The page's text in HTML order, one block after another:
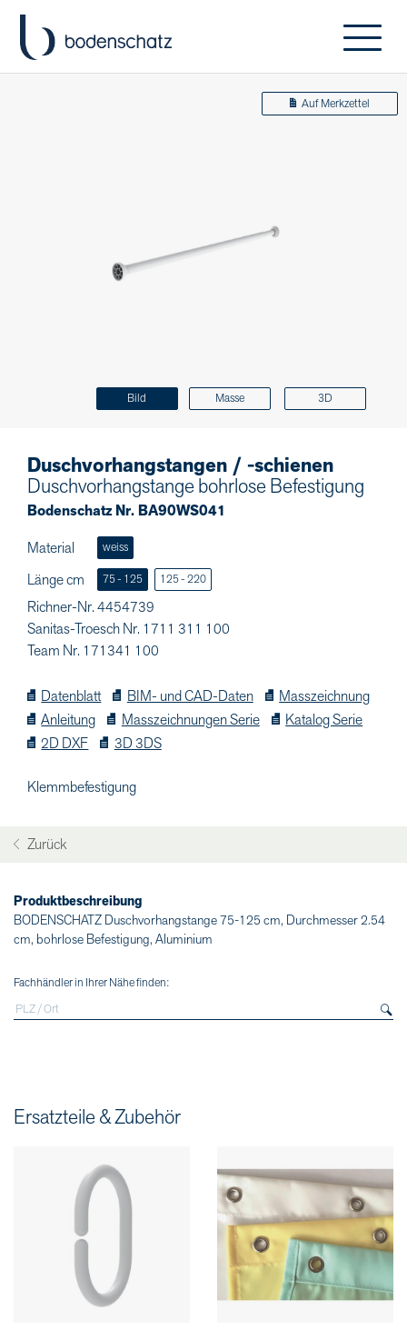
Bild Masse 3D
Auf Merkzettel
Duschvorhangstangen / -schienen
Duschvorhangstange bohrlose Befestigung
Bodenschatz Nr. BA90WS041
Material
weiss
Länge cm 75 - 125 125 - 220
Richner-Nr. 4454739
Sanitas-Troesch Nr. 1711 311 100
Team Nr. 171341 100
Datenblatt BIM- und CAD-Daten
Masszeichnung
Anleitung
Masszeichnungen Serie
Katalog Serie
2D DXF
3D 3DS
Klemmbefestigung
Zurück
Produktbeschreibung
BODENSCHATZ Duschvorhangstange 75-125 cm, Durchmesser 2.54
cm, bohrlose Befestigung, Aluminium
Fachhändler in Ihrer Nähe finden:
Ersatzteile & Zubehör